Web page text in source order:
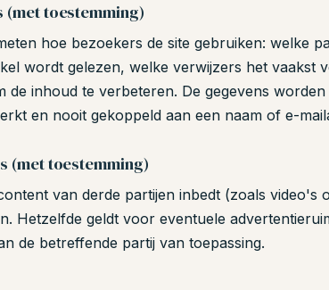
toestemming)
hoe bezoekers de site gebruiken: welke
wordt gelezen, welke verwijzers het vaakst
de inhoud te verbeteren. De gegevens
en nooit gekoppeld aan een naam of e-
(met toestemming)
van derde partijen inbedt (zoals video's
Hetzelfde geldt voor eventuele
de betreffende partij van toepassing.